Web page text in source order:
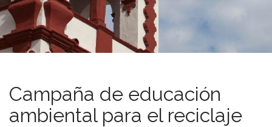
Campaña de educación
ambiental para el reciclaje